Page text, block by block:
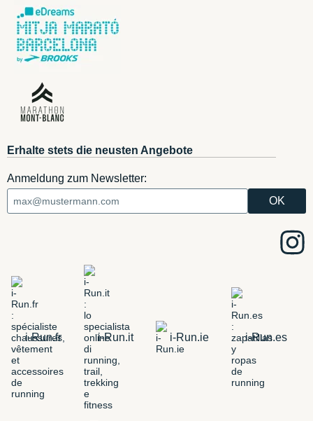
Erhalte stets die neusten Angebote
Anmeldung zum Newsletter:
i-Run.fr i-Run.it i-Run.ie i-Run.es